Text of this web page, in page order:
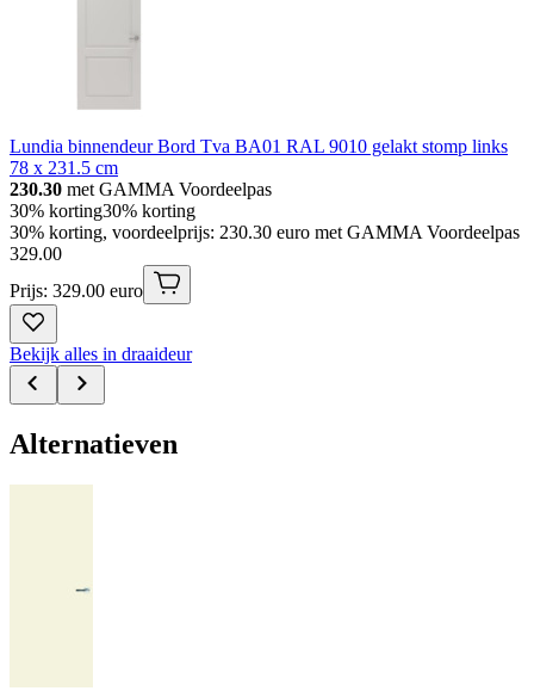
Lundia binnendeur Bord Tva BA01 RAL 9010 gelakt stomp links
78 x 231.5 cm
230.30 met GAMMA Voordeelpas
30% korting30% korting
30% korting, voordeelprijs: 230.30 euro met GAMMA Voordeelpas
329.00
Prijs: 329.00 euro
Bekijk alles in draaideur
Alternatieven